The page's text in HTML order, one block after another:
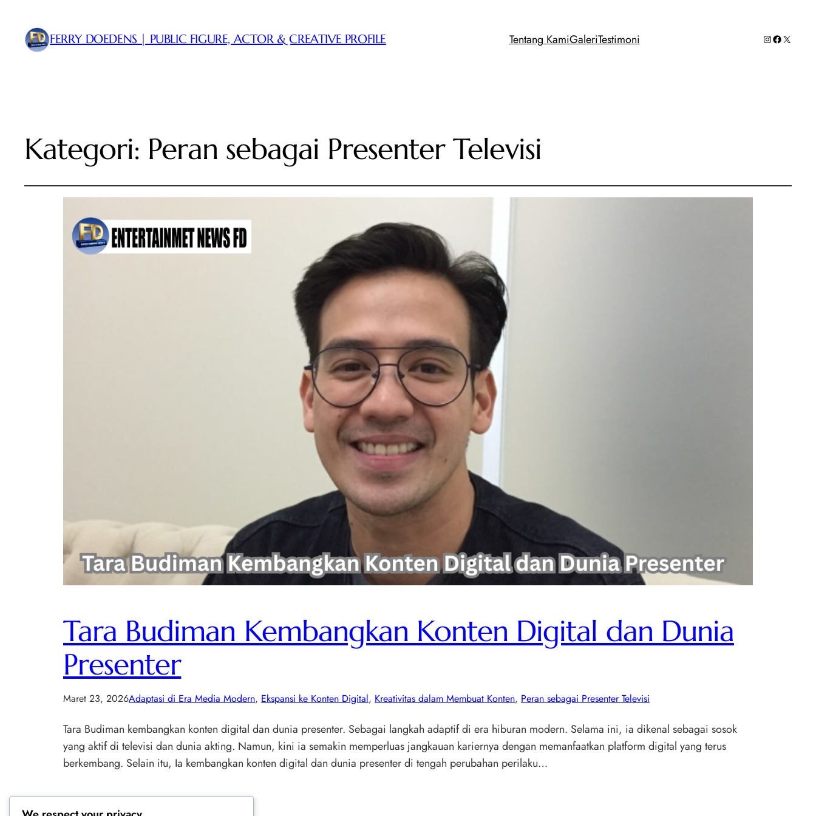
FERRY DOEDENS | PUBLIC FIGURE, ACTOR & CREATIVE PROFILE Tentang KamiGaleriTestimoni Instagram
Facebook
X
Kategori: Peran sebagai Presenter Televisi
Tara Budiman Kembangkan Konten Digital dan Dunia
Presenter
Maret 23, 2026Adaptasi di Era Media Modern, Ekspansi ke Konten Digital, Kreativitas dalam Membuat Konten, Peran sebagai Presenter Televisi
Tara Budiman kembangkan konten digital dan dunia presenter. Sebagai langkah adaptif di era hiburan modern. Selama ini, ia dikenal sebagai sosok
yang aktif di televisi dan dunia akting. Namun, kini ia semakin memperluas jangkauan kariernya dengan memanfaatkan platform digital yang terus
berkembang. Selain itu, Ia kembangkan konten digital dan dunia presenter di tengah perubahan perilaku…